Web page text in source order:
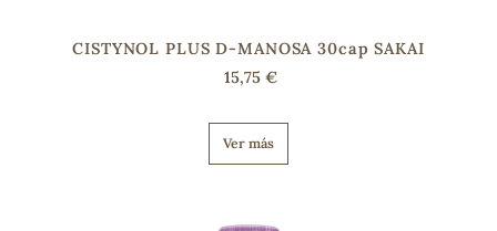
CISTYNOL PLUS D-MANOSA 30cap SAKAI
15,75 €
Ver más